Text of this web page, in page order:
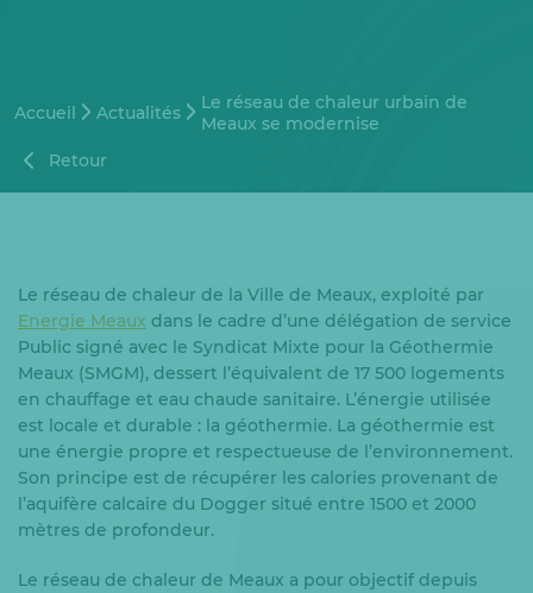
Accueil Actualités
Le réseau de chaleur urbain de
Meaux se modernise
Retour
Le réseau de chaleur de la Ville de Meaux, exploité par
Energie Meaux dans le cadre d’une délégation de service
Public signé avec le Syndicat Mixte pour la Géothermie
Meaux (SMGM), dessert l’équivalent de 17 500 logements
en chauffage et eau chaude sanitaire. L’énergie utilisée
est locale et durable : la géothermie. La géothermie est
une énergie propre et respectueuse de l’environnement.
Son principe est de récupérer les calories provenant de
l’aquifère calcaire du Dogger situé entre 1500 et 2000
mètres de profondeur.
Le réseau de chaleur de Meaux a pour objectif depuis